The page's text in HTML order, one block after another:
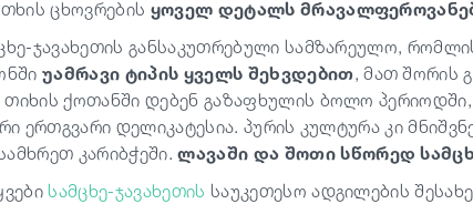
ცხოვრების ყოველ დეტალს
ჯავახეთის განსაკუთრებული სამზარეულო,
უამრავი ტიპის ყველს შეხვდებით, მათ შორის
ქოთანში დებენ გაზაფხულის ბოლო
ერთგვარი დელიკატესია. პურის კულტურა კი
კარიბჭეში.ლავაში და შოთი სწორედ
სამცხე-ჯავახეთის საუკეთესო ადგილების